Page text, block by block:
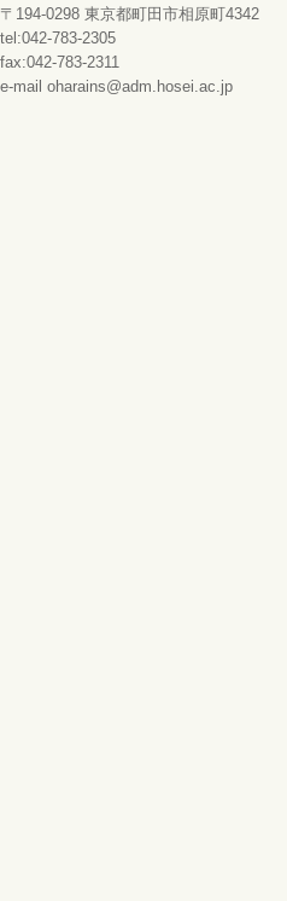
〒194-0298 東京都町田市相原町4342
tel:042-783-2305
fax:042-783-2311
e-mail oharains@adm.hosei.ac.jp